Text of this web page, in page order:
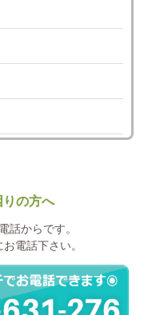
りの方へ
話からです。
電話下さい。